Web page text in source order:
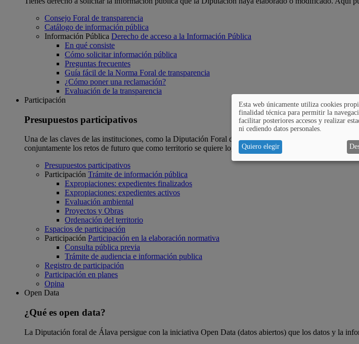
Consejo Foral de transparencia
Catálogo de información pública
Información Pública Derecho de acceso a la Información Pública
En qué consiste
Cómo solicitar información pública
Preguntas frecuentes
Guía fácil de la Norma Foral de transparencia
¿Cómo poner una reclamación?
Evaluación de la transparencia
Participación
Presupuestos participativos
Una de las claves de las instituciones, como la Diputación Foral de Álava, es ampliar las
conjuntamente los retos de futuro que como territorio se quiere lograr.
Presupuestos participativos
Participación Trámite de información pública
Expropiaciones: expedientes finalizados
Expropiaciones: expedientes activos
Evaluación ambiental
Proyectos y Obras
Ordenación del territorio
Espacios de participación
Participación Participación en la elaboración normativa
Consulta pública previa
Trámite de audiencia e información publica
Registro de participación
Participación en planes
Opina
Open Data
¿Qué es open data?
La Diputación foral de Álava persigue con la iniciativa Open Data (datos abiertos) que los datos y la
Esta web únicamente utiliza cookies
finalidad técnica para permitir la
facilitar posteriores accesos y realizar
ni cediendo datos personales.
Quiero elegir